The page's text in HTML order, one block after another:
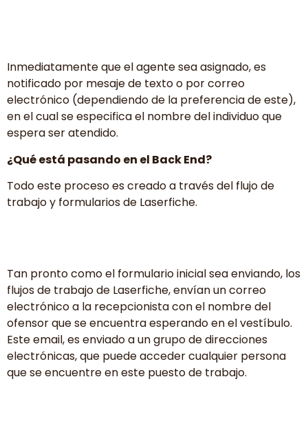
Inmediatamente que el agente sea asignado, es
notificado por mesaje de texto o por correo
electrónico (dependiendo de la preferencia de este),
en el cual se especifica el nombre del individuo que
espera ser atendido.
¿Qué está pasando en el Back End?
Todo este proceso es creado a través del flujo de
trabajo y formularios de Laserfiche.
Tan pronto como el formulario inicial sea enviando, los
flujos de trabajo de Laserfiche, envían un correo
electrónico a la recepcionista con el nombre del
ofensor que se encuentra esperando en el vestíbulo.
Este email, es enviado a un grupo de direcciones
electrónicas, que puede acceder cualquier persona
que se encuentre en este puesto de trabajo.